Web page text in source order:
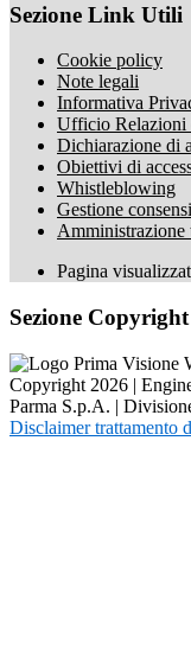
Sezione Link Utili
Cookie policy
Note legali
Informativa
Ufficio Relazioni
Dichiarazione di
Obiettivi di
Whistleblowing
Gestione
Amministrazione
Pagina
Sezione Copyright
Copyright 2026 |
Parma S.p.A. |
Disclaimer trattamento